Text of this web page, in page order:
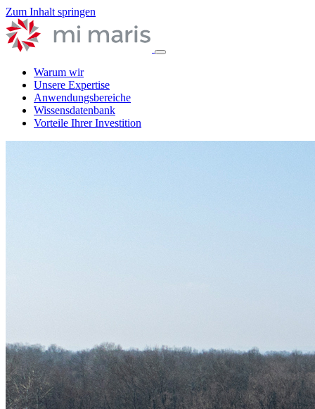
Zum Inhalt springen
Warum wir
Unsere Expertise
Anwendungsbereiche
Wissensdatenbank
Vorteile Ihrer Investition